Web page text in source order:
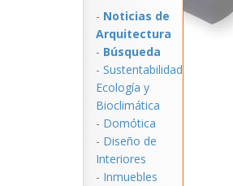
- Noticias de
Arquitectura
- Búsqueda
- Sustentabilidad,
Ecologí­a y
Bioclimática
- Domótica
- Diseño de
Interiores
- Inmuebles